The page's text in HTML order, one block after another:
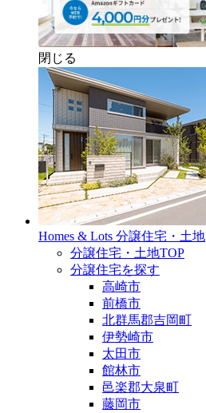
閉じる
Homes & Lots 分譲住宅・土地
分譲住宅・土地TOP
分譲住宅を探す
高崎市
前橋市
北群馬郡吉岡町
伊勢崎市
太田市
館林市
邑楽郡大泉町
藤岡市